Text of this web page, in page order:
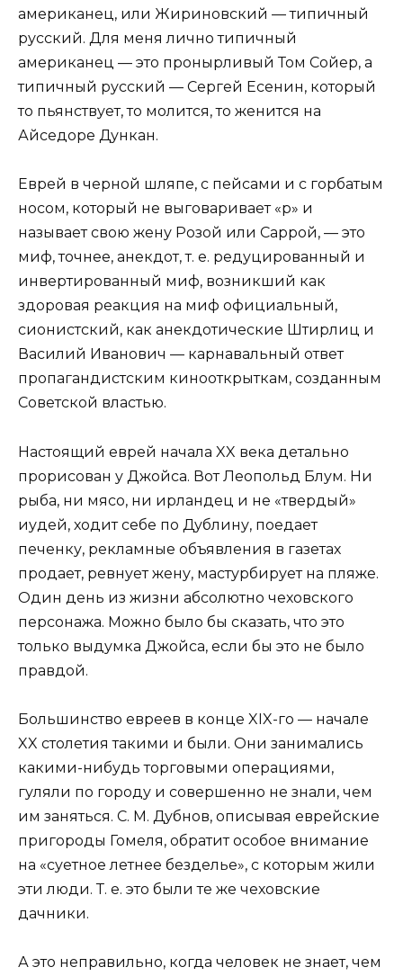
американец, или Жириновский — типичный
русский. Для меня лично типичный
американец — это пронырливый Том Сойер, а
типичный русский — Сергей Есенин, который
то пьянствует, то молится, то женится на
Айседоре Дункан.
Еврей в черной шляпе, с пейсами и с горбатым
носом, который не выговаривает «р» и
называет свою жену Розой или Саррой, — это
миф, точнее, анекдот, т. е. редуцированный и
инвертированный миф, возникший как
здоровая реакция на миф официальный,
сионистский, как анекдотические Штирлиц и
Василий Иванович — карнавальный ответ
пропагандистским кинооткрыткам, созданным
Советской властью.
Настоящий еврей начала XX века детально
прорисован у Джойса. Вот Леопольд Блум. Ни
рыба, ни мясо, ни ирландец и не «твердый»
иудей, ходит себе по Дублину, поедает
печенку, рекламные объявления в газетах
продает, ревнует жену, мастурбирует на пляже.
Один день из жизни абсолютно чеховского
персонажа. Можно было бы сказать, что это
только выдумка Джойса, если бы это не было
правдой.
Большинство евреев в конце XIX-го — начале
XX столетия такими и были. Они занимались
какими-нибудь торговыми операциями,
гуляли по городу и совершенно не знали, чем
им заняться. С. М. Дубнов, описывая еврейские
пригороды Гомеля, обратит особое внимание
на «суетное летнее безделье», с которым жили
эти люди. Т. е. это были те же чеховские
дачники.
А это неправильно, когда человек не знает, чем